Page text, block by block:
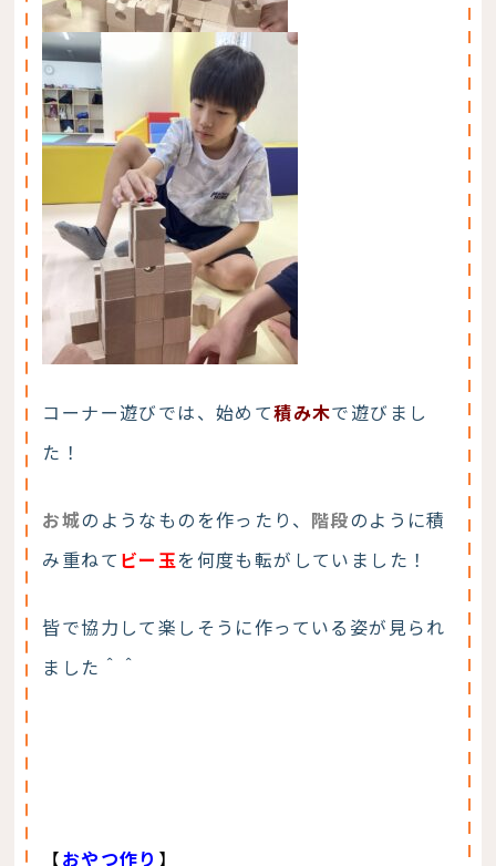
コーナー遊びでは、始めて積み木で遊びまし
た！
お城のようなものを作ったり、 階段のように積
み重ねて ビー玉を何度も転がしていました！
皆で協力して楽しそうに作っている姿が見られ
ました＾＾
【おやつ作り 】